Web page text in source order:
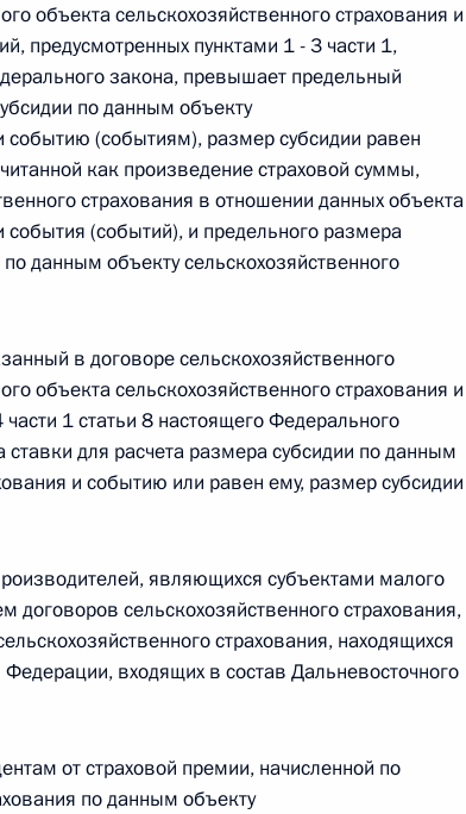
г. № 264-ФЗ
закона «Об актах гражданского состояния»
13 статьи 3 Федерального закона «О внесении
гражданского состояния“
г. № 270-ФЗ
закона «Об автономных учреждениях»
Российской Федерации и Кабинетом
статусе представительств компетентных органов
Российской Федерации и Киргизской Республике
г. № 252-ФЗ
объекта сельскохозяйственного страхования и
предусмотренных пунктами 1 - 3 части 1,
закона, превышает предельный
по данным объекту
событию (событиям), размер субсидии равен
как произведение страховой суммы,
страхования в отношении данных объекта
события (событий), и предельного размера
данным объекту сельскохозяйственного
в договоре сельскохозяйственного
объекта сельскохозяйственного страхования и
1 статьи 8 настоящего Федерального
для расчета размера субсидии по данным
и событию или равен ему, размер субсидии
являющихся субъектами малого
договоров сельскохозяйственного страхования,
страхования, находящихся
Федерации, входящих в состав Дальневосточного
от страховой премии, начисленной по
по данным объекту